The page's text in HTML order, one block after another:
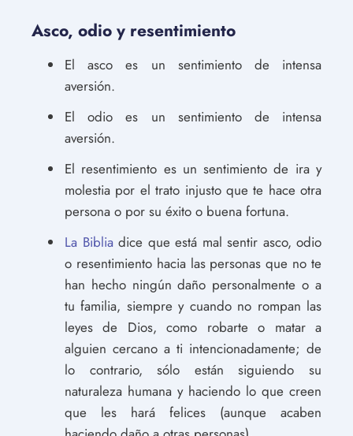
Asco, odio y resentimiento
El asco es un sentimiento de intensa
aversión.
El odio es un sentimiento de intensa
aversión.
El resentimiento es un sentimiento de ira y
molestia por el trato injusto que te hace otra
persona o por su éxito o buena fortuna.
La Bibliadice que está mal sentir asco, odio
o resentimiento hacia las personas que no te
han hecho ningún daño personalmente o a
tu familia, siempre y cuando no rompan las
leyes de Dios, como robarte o matar a
alguien cercano a ti intencionadamente; de
lo contrario, sólo están siguiendo su
naturaleza humana y haciendo lo que creen
que les hará felices (aunque acaben